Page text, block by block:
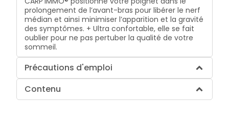
prolongement de l’avant-bras pour libérer le nerf
médian et ainsi minimiser l’apparition et la gravité
des symptômes. + Ultra confortable, elle se fait
oublier pour ne pas pertuber la qualité de votre
sommeil.
Précautions d'emploi
Contenu